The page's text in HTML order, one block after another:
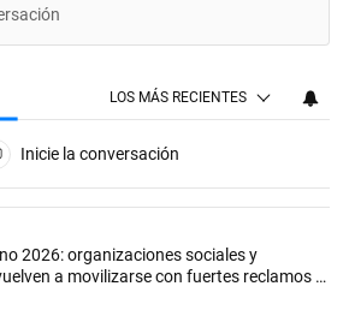
LOS MÁS RECIENTES
Inicie la conversación
artículos con más comentarios en los
con el título "San Cayetano 2026:
2026: organizaciones sociales y
a movilizarse con fuertes reclamos al